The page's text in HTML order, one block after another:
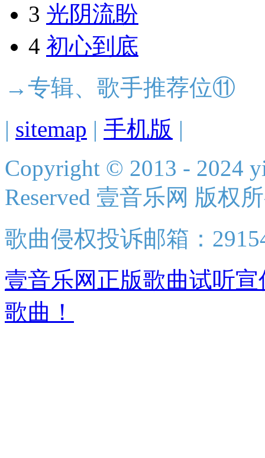
3 光阴流盼
4 初心到底
→专辑、歌手推荐位⑪
| sitemap | 手机版 |
Copyright © 2013 - 2024
Reserved 壹音乐网 版权
歌曲侵权投诉邮箱：
壹音乐网正版歌曲试听
歌曲！